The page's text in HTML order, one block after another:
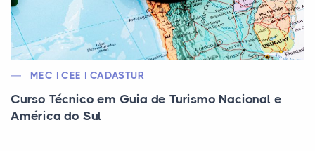
MEC | CEE | CADASTUR
Curso Técnico em Guia de Turismo Nacional e
América do Sul